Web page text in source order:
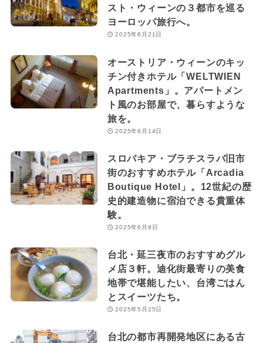
スト・ウィーンの３都市を巡る
ヨーロッパ旅行へ。
2025年6月21日
オーストリア・ウィーンのキッ
チン付きホテル「WELTWIEN
Apartments」。アパートメン
ト風のお部屋で、暮らすような
旅を。
2025年6月14日
スロバキア・ブラチスラバ旧市
街のおすすめホテル「Arcadia
Boutique Hotel」。12世紀の歴
史的建造物に宿泊できる貴重体
験。
2025年6月9日
台北・延三夜市のおすすめグル
メ店３軒。迪化街最寄りの美食
地帯で堪能したい、台湾ごはん
とスイーツたち。
2025年5月25日
台北の都市再開発地区にある古